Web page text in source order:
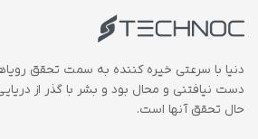
دنیا با سرعتی خیره کننده به سمت تحقق
دست نیافتنی و محال بود و بشر با گذر از
حال تحقق آنها است.